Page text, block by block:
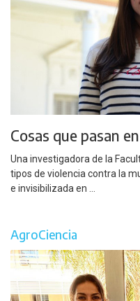
Cosas que pasan
Una investigadora de la
tipos de violencia contra la
e invisibilizada en ...
AgroCiencia